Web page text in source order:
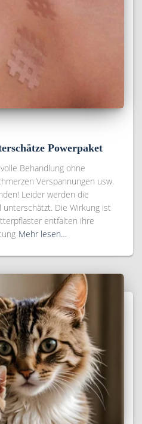
Powerpaket
Behandlung ohne
Verspannungen usw.
Leider werden die
Die Wirkung ist
entfalten ihre
Mehr lesen…